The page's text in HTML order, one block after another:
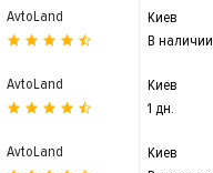
AvtoLand
Киев
В наличии
AvtoLand
Киев
1 дн.
AvtoLand
Киев